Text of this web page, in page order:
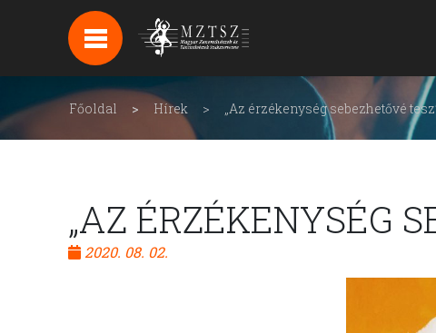
HÍREK
HÍRLEVÉL FELIRATKOZÁS
Főoldal Hírek „Az érzékenység sebezhetővé
„AZ ÉRZÉKENYSÉG
2020. 08. 02.